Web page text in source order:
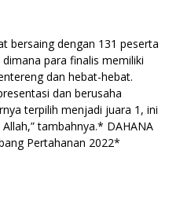
bersaing dengan 131 peserta
para finalis memiliki
dan hebat-hebat.
dan berusaha
terpilih menjadi juara 1, ini
tambahnya.* DAHANA
Pertahanan 2022*